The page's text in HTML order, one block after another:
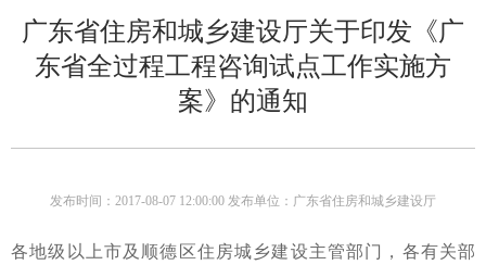
广东省住房和城乡建设厅关于印发《广
东省全过程工程咨询试点工作实施方
案》的通知
发布时间：2017-08-07 12:00:00 发布单位：广东省住房和城乡建设厅
各地级以上市及 顺德区住 房城乡建设主管部门，各有关部